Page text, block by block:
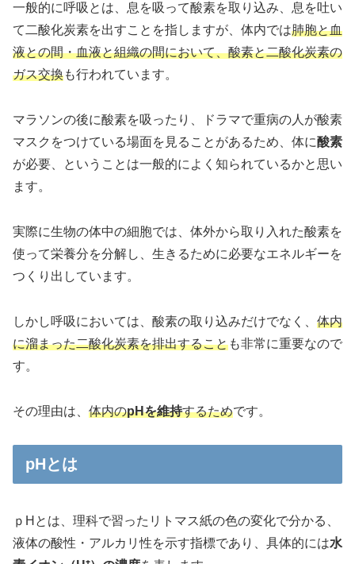
一般的に呼吸とは、息を吸って酸素を取り込み、息を吐い
て二酸化炭素を出すことを指しますが、体内では肺胞と血
液との間・血液と組織の間において、酸素と二酸化炭素の
ガス交換も行われています。
マラソンの後に酸素を吸ったり、ドラマで重病の人が酸素
マスクをつけている場面を見ることがあるため、体に酸素
が必要、ということは一般的によく知られているかと思い
ます。
実際に生物の体中の細胞では、体外から取り入れた酸素を
使って栄養分を分解し、生きるために必要なエネルギーを
つくり出しています。
しかし呼吸においては、酸素の取り込みだけでなく、 体内
に溜まった二酸化炭素を排出することも非常に重要なので
す。
その理由は、 体内のpHを維持するためです。
pHとは
ｐHとは、理科で習ったリトマス紙の色の変化で分かる、
液体の酸性・アルカリ性を示す指標であり、具体的には水